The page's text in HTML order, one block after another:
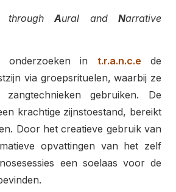
throughAural andNarrative
in t.r.a.n.c.e de
via groepsrituelen, waarbij ze
gebruiken. De
krachtige zijnstoestand, bereikt
Door het creatieve gebruik van
opvattingen van het zelf
een soelaas voor de